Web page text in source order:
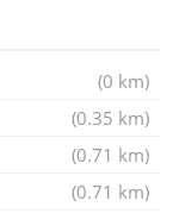
(0 km)
(0.35 km)
(0.71 km)
(0.71 km)